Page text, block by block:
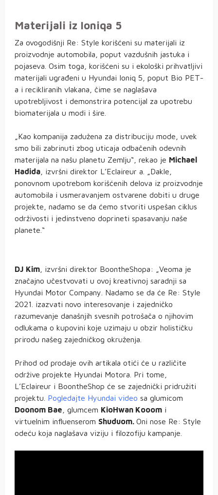
Materijali iz Ioniqa 5
Za ovogodišnji Re: Style korišćeni su materijali iz
proizvodnje automobila, poput vazdušnih jastuka i
pojaseva. Osim toga, korišćeni su i ekološki prihvatljivi
materijali ugrađeni u Hyundai Ioniq 5, poput Bio PET-
a i recikliranih vlakana, čime se naglašava
upotrebljivost i demonstrira potencijal za upotrebu
biomaterijala u modi i šire.
„Kao kompanija zadužena za distribuciju mode, uvek
smo bili zabrinuti zbog uticaja odbačenih odevnih
materijala na našu planetu Zemlju“, rekao je Michael
Hadida , izvršni direktor L’Eclaireur a. „Dakle,
ponovnom upotrebom korišćenih delova iz proizvodnje
automobila i usmeravanjem ostvarene dobiti u druge
projekte, nadamo se da ćemo stvoriti uspešan ciklus
održivosti i jedinstveno doprineti spasavanju naše
planete.“
DJ Kim , izvršni direktor BoontheShopa: „Veoma je
značajno učestvovati u ovoj kreativnoj saradnji sa
Hyundai Motor Company. Nadamo se da će Re: Style
2021. izazvati novo interesovanje i zajedničko
razumevanje današnjih svesnih potrošača o njihovim
odlukama o kupovini koje uzimaju u obzir holističku
prirodu našeg zajedničkog okruženja.
Prihod od prodaje ovih artikala otići će u različite
održive projekte Hyundai Motora. Pri tome,
L’Eclaireur i BoontheShop će se zajednički pridružiti
projektu. Pogledajte Hyundai video sa glumicom
Doonom Bae , glumcem KioHwan Kooom i
virtuelnim influenserom Shuduom. Oni nose Re: Style
odeću koja naglašava viziju i filozofiju kampanje.